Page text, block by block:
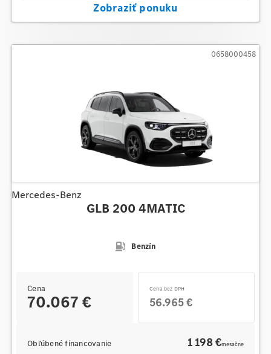
Zobraziť ponuku
Mercedes-Benz
GLB 200 4MATIC
Benzín
0658000458
Cena
70.067 €
Cena bez DPH
56.965 €
Obľúbené financovanie 1 198 €mesačne